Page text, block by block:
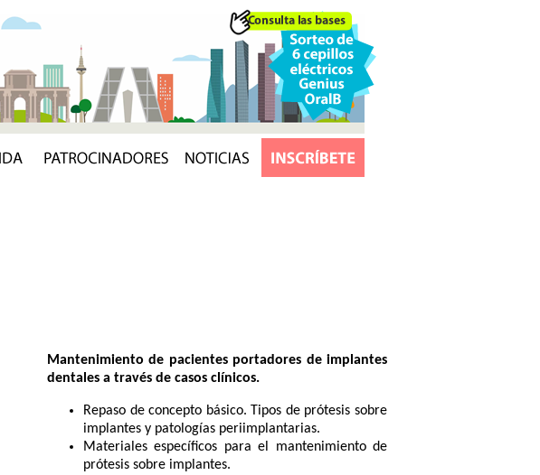
Mantenimiento de pacientes portadores de implantes
dentales a través de casos clínicos.
Repaso de concepto básico. Tipos de prótesis sobre
implantes y patologías periimplantarias.
Materiales específicos para el mantenimiento de
prótesis sobre implantes.